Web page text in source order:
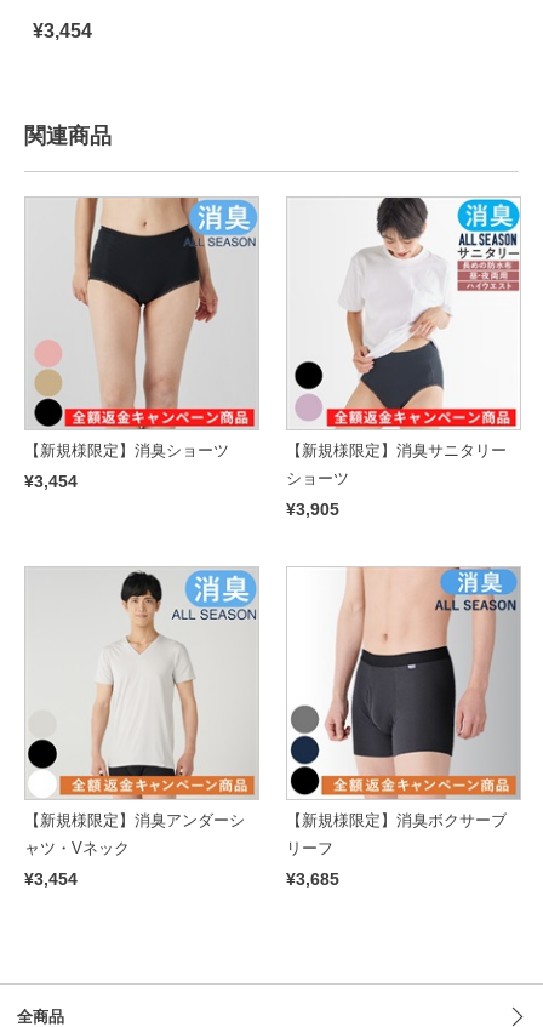
¥3,454
関連商品
【新規様限定】消臭ショーツ
¥3,454
【新規様限定】消臭サニタリー
ショーツ
¥3,905
【新規様限定】消臭アンダーシ
ャツ・Vネック
¥3,454
【新規様限定】消臭ボクサーブ
リーフ
¥3,685
全商品